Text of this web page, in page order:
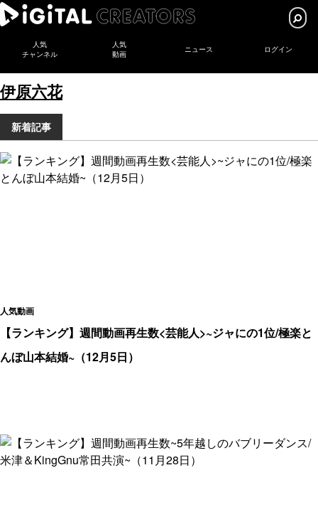
人気
チャンネル
人気
動画
ニュース ログイン
伊原六花
新着記事
人気動画
【ランキング】週間動画再生数<芸能人>~ジャにの1位/極楽と
んぼ山本結婚~（12月5日）